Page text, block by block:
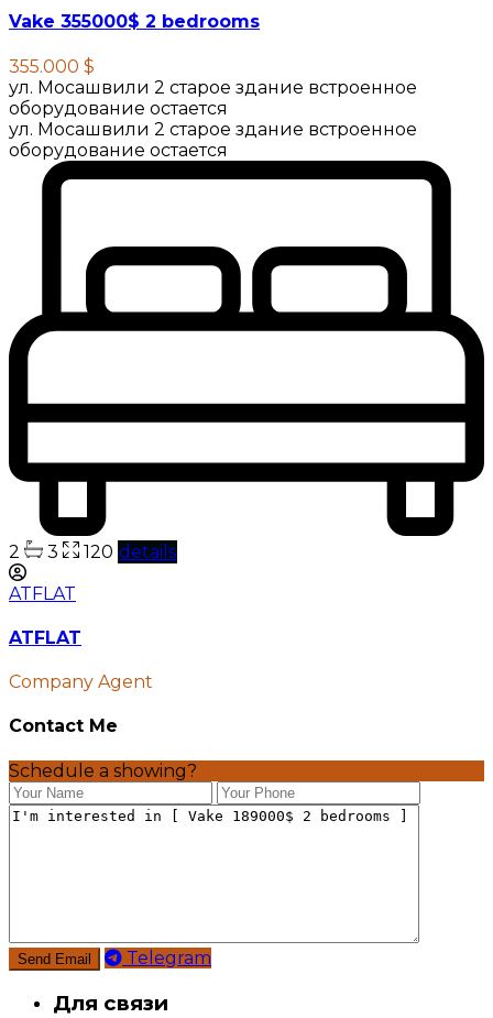
Vake 355000$ 2 bedrooms
355.000 $
ул. Мосашвили 2 старое здание встроенное
оборудование остается
ул. Мосашвили 2 старое здание встроенное
оборудование остается
2 3 120 details
ATFLAT
ATFLAT
Company Agent
Contact Me
Schedule a showing?
Telegram
Для связи